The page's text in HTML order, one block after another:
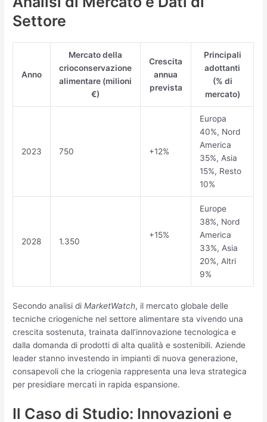
Settore
Anno
Mercato della
crioconservazione
alimentare (milioni
€)
Crescita
annua
prevista
Principali
adottanti
(% di
mercato)
2023 750 +12%
Europa
40%, Nord
America
35%, Asia
15%, Resto
10%
2028 1.350
+15%
Europe
38%, Nord
America
33%, Asia
20%, Altri
9%
Secondo analisi diMarketWatch, il mercato globale delle
tecniche criogeniche nel settore alimentare sta vivendo una
crescita sostenuta, trainata dall’innovazione tecnologica e
dalla domanda di prodotti di alta qualità e sostenibili. Aziende
leader stanno investendo in impianti di nuova generazione,
consapevoli che la criogenia rappresenta una leva strategica
per presidiare mercati in rapida espansione.
Il Caso di Studio: Innovazioni e